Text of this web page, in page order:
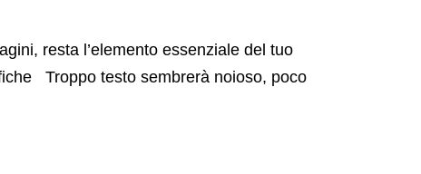
resta l’elemento essenziale del tuo
Troppo testo sembrerà noioso, poco